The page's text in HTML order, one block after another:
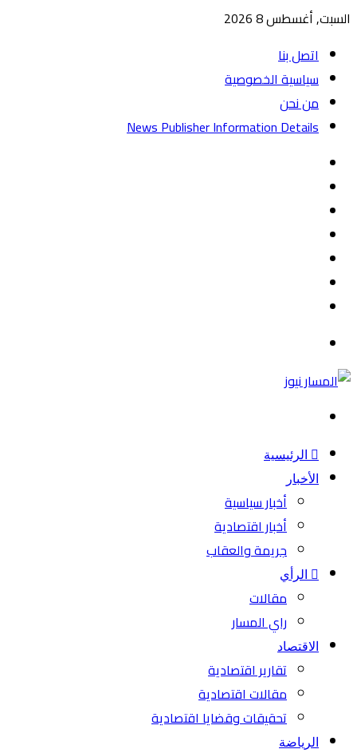
السبت, أغسطس 8 2026
اتصل بنا
سياسية الخصوصية
من نحن
News Publisher Information Details
الرئيسية
الأخبار
أخبار سياسية
أخبار اقتصادية
جريمة والعقاب
الرأي
مقالات
راي المسار
الاقتصاد
تقارير اقتصادية
مقالات اقتصادية
تحقيقات وقضايا اقتصادية
الرياضة